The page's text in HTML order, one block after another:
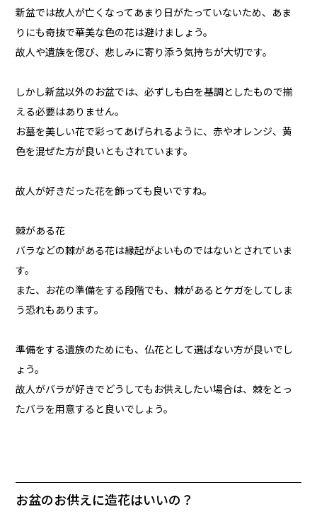
新盆では故人が亡くなってあまり日がたっていないため、あま
りにも奇抜で華美な色の花は避けましょう。
故人や遺族を偲び、悲しみに寄り添う気持ちが大切です。
しかし新盆以外のお盆では、必ずしも白を基調としたもので揃
える必要はありません。
お墓を美しい花で彩ってあげられるように、赤やオレンジ、黄
色を混ぜた方が良いともされています。
故人が好きだった花を飾っても良いですね。
棘がある花
バラなどの棘がある花は縁起がよいものではないとされていま
す。
また、お花の準備をする段階でも、棘があるとケガをしてしま
う恐れもあります。
準備をする遺族のためにも、仏花として選ばない方が良いでし
ょう。
故人がバラが好きでどうしてもお供えしたい場合は、棘をとっ
たバラを用意すると良いでしょう。
お盆のお供えに造花はいいの？